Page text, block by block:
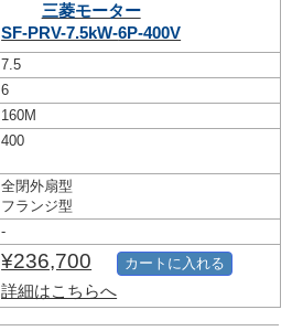
三菱モーター
SF-PRV-7.5kW-6P-400V
7.5
6
160M
400
全閉外扇型
フランジ型
-
¥236,700
詳細はこちらへ
カートに入れる